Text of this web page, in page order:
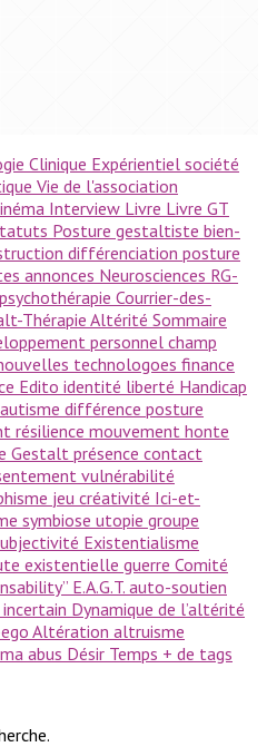
Clinique Expérientiel société
Vie de l'association
Interview Livre Livre GT
Posture gestaltiste bien-
différenciation posture
annonces Neurosciences RG-
psychothérapie Courrier-des-
Thérapie Altérité Sommaire
personnelchamp
technologoes finance
Edito identité liberté Handicap
autisme différence posture
résilience mouvement honte
Gestalt présence contact
vulnérabilité
jeu créativité Ici-et-
symbiose utopie groupe
Existentialisme
existentielle guerre Comité
E.A.G.T. auto-soutien
Dynamique de l’altérité
Altération altruisme
abus Désir Temps + de tags